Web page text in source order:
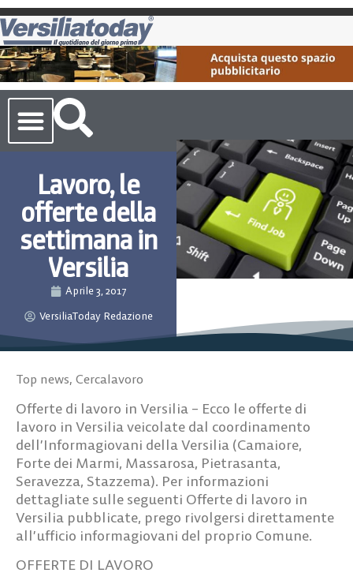
Lavoro, le
offerte della
settimana in
Versilia
Aprile 3, 2017
VersiliaToday Redazione
Top news, Cercalavoro
Offerte di lavoro in Versilia – Ecco le offerte di
lavoro in Versilia veicolate dal coordinamento
dell’Informagiovani della Versilia (Camaiore,
Forte dei Marmi, Massarosa, Pietrasanta,
Seravezza, Stazzema). Per informazioni
dettagliate sulle seguenti Offerte di lavoro in
Versilia pubblicate, prego rivolgersi direttamente
all’ufficio informagiovani del proprio Comune.
OFFERTE DI LAVORO